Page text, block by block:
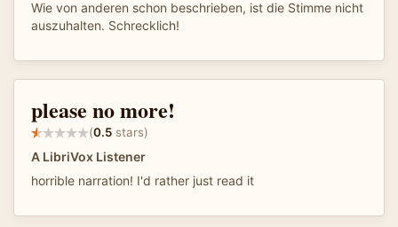
Wie von anderen schon beschrieben, ist die Stimme nicht
auszuhalten. Schrecklich!
please no more!
(0.5 stars)
A LibriVox Listener
horrible narration! I'd rather just read it